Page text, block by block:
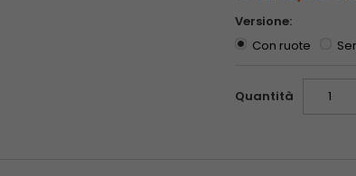
Versione:
Con ruote
Quantità